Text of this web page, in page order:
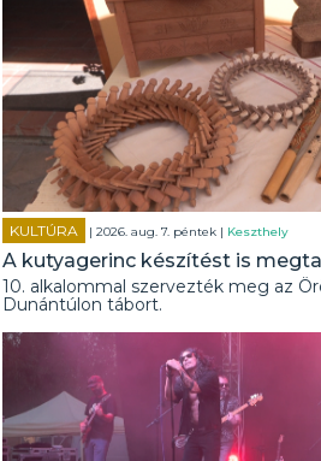
KULTÚRA | 2026. aug. 7. péntek | Keszthely
A kutyagerinc készítést is
10. alkalommal szervezték meg az
Dunántúlon tábort.